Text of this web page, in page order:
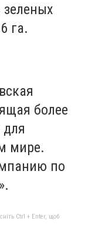
га.
более
мире.
по
Ctrl + Enter, щоб